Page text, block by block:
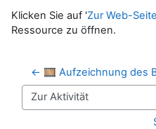
Abschlussbedingungen
Klicken Sie auf 'Zur Web-
Ressource zu öffnen.
← 🎞️ Aufzeichnung des
Zur Aktivität